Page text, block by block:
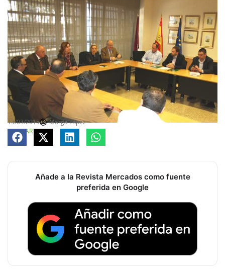
13/03/2015
Marga López
COMPARTE
Añade a la Revista Mercados como fuente
preferida en Google